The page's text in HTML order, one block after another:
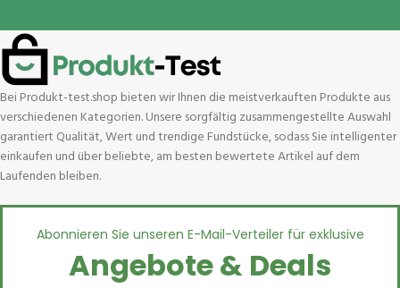
Bei Produkt-test.shop bieten wir Ihnen die meistverkauften Produkte aus
verschiedenen Kategorien. Unsere sorgfältig zusammengestellte Auswahl
garantiert Qualität, Wert und trendige Fundstücke, sodass Sie intelligenter
einkaufen und über beliebte, am besten bewertete Artikel auf dem
Laufenden bleiben.
Abonnieren Sie unseren E-Mail-Verteiler für exklusive
Angebote & Deals